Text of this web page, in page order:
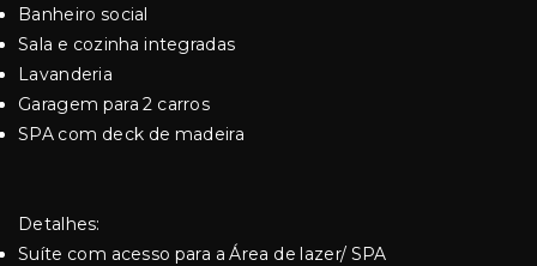
Banheiro social
Sala e cozinha integradas
Lavanderia
Garagem para 2 carros
SPA com deck de madeira
Detalhes:
Suíte com acesso para a Área de lazer/ SPA